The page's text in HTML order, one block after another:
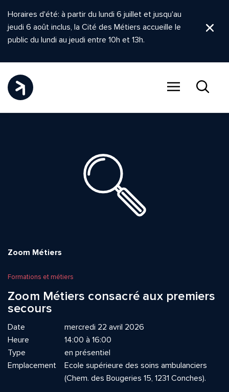
Horaires d'été: à partir du lundi 6 juillet et jusqu'au
jeudi 6 août inclus, la Cité des Métiers accueille le
public du lundi au jeudi entre 10h et 13h.
Zoom Métiers
Formations et métiers
Zoom Métiers consacré aux premiers
secours
Date
mercredi 22 avril 2026
Heure
14:00 à 16:00
Type
en présentiel
Emplacement
Ecole supérieure des soins ambulanciers
(Chem. des Bougeries 15, 1231 Conches).